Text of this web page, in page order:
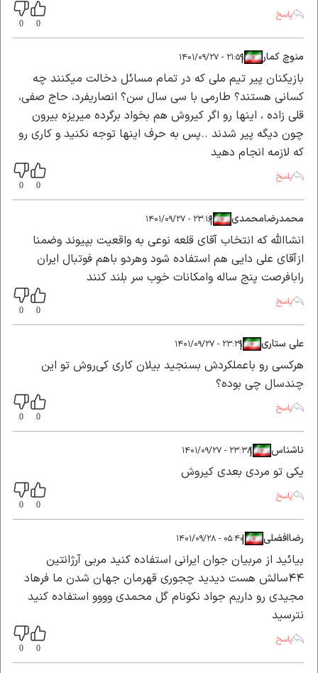
پاسخ
منوچ کمار|
|۲۱:۵۹ - ۱۴۰۱/۰۹/۲۷
بازیکنان پیر تیم ملی که در تمام مسائل دخالت میکنند چه
کسانی هستند؟ طارمی با سی سال سن؟ انصاریفرد، حاج صفی،
قلی زاده ، اینها رو اگر کیروش هم بخواد برگرده میریزه بیرون
چون دیگه پیر شدند ..پس به حرف اینها توجه نکنید و کاری رو
که لازمه انجام دهید
پاسخ
محمدرضامحمدی|
|۲۳:۱۶ - ۱۴۰۱/۰۹/۲۷
انشاالله که انتخاب آقای قلعه نوعی به واقعیت بپیوند وضمنا
ازآقای علی دایی هم استفاده شود وهردو باهم فوتبال ایران
رابافرصت پنج ساله وامکانات خوب سر بلند کنند
پاسخ
علی ستاری|
|۲۳:۲۹ - ۱۴۰۱/۰۹/۲۷
هرکسی رو باعملکردش بسنجید بیلان کاری کی‌روش تو این
چندسال چی بوده؟
پاسخ
ناشناس|
|۲۳:۳۸ - ۱۴۰۱/۰۹/۲۷
یکی تو مردی بعدی کیروش
پاسخ
رضاافضلی|
|۰۵:۴۰ - ۱۴۰۱/۰۹/۲۸
بیائید از مربیان جوان ایرانی استفاده کنید مربی آرژانتین
۴۴سالش هست دیدید چجوری قهرمان جهان شدن ما فرهاد
مجیدی رو داریم جواد نکونام گل محمدی وووو استفاده کنید
نترسید
پاسخ